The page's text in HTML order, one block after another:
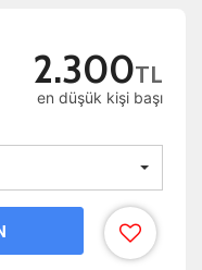
anlamamıza
göstermek için
devam
2.300TL
en düşük kişi başı